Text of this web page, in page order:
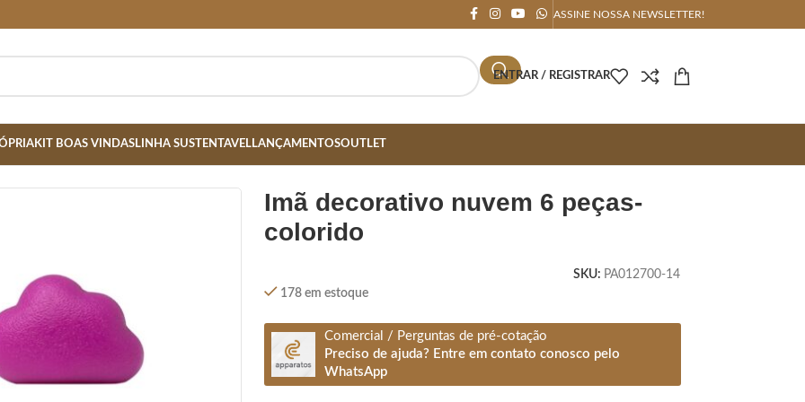
ASSINE NOSSA NEWSLETTER!
ENTRAR / REGISTRAR
KIT BOAS VINDASLINHA SUSTENTAVELLANÇAMENTOSOUTLET
imã decorativo nuvem 6 peças-
colorido
SKU: PA012700-14
178 em estoque
Comercial / Perguntas de pré-cotação
Preciso de ajuda? Entre em contato conosco pelo
WhatsApp